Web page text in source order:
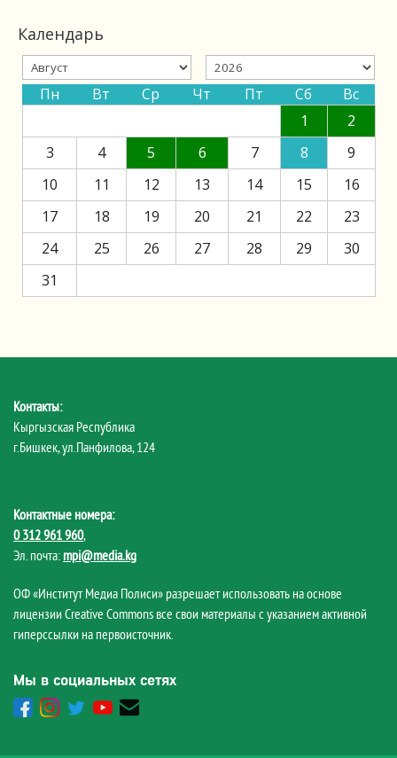
Календарь
Пн Вт Ср Чт Пт Сб
Вс
1
2
3
4 5 6 7 8
9
10
11 12 13 14 15
16
17
18 19 20 21 22
23
24
25 26 27 28 29
30
31
Контакты:
Кыргызская Республика
г.Бишкек, ул.Панфилова, 124
Контактные номера:
0 312 961 960,
Эл. почта: mpi@media.kg
ОФ «Институт Медиа Полиси» разрешает использовать на основе
лицензии Creative Commons все свои материалы с указанием активной
гиперссылки на первоисточник.
Мы в социальных сетях